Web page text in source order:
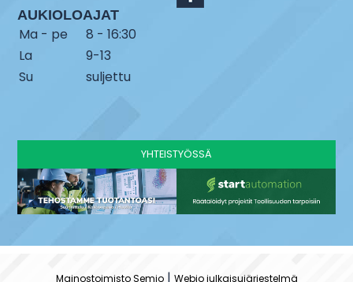
AUKIOLOAJAT
Ma - pe
8 - 16:30
La
9-13
Su
suljettu
YHTEISTYÖSSÄ
Mainostoimisto Semio| Webio julkaisujärjestelmä